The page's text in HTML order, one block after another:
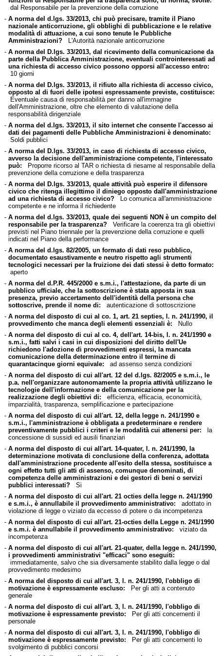
dal Responsabile per la prevenzione della corruzione
- A norma del d.lgs. 33/2013, chi può precisare, tramite il Piano
nazionale anticorruzione, gli obblighi di pubblicazione e le relative
modalità di attuazione, a cui sono tenute le Pubbliche
Amministrazioni?L'Autorità nazionale anticorruzione
- A norma del D.lgs. 33/2013, dal ricevimento della comunicazione da
parte della Pubblica Amministrazione, eventuali controinteressati ad
una richiesta di accesso civico possono opporsi all'accesso entro:
10 giorni
- A norma del D.lgs. 33/2013, il rifiuto alla richiesta di accesso civico,
opposto al di fuori delle ipotesi espressamente previste, costituisce:
Eventuale causa di responsabilità per danno all'immagine
dell'Amministrazione, oltre che elemento di valutazione della
responsabilità dirigenziale
- A norma del d.lgs. 33/2013, il sito internet che consente l'accesso ai
dati dei pagamenti delle Pubbliche Amministrazioni è denominato:
Soldi pubblici
- A norma del D.lgs. 33/2013, in caso di richiesta di accesso civico,
avverso la decisione dell'amministrazione competente, l'interessato
può: Proporre ricorso al TAR o richiesta di riesame al responsabile della
prevenzione della corruzione e della trasparenza
- A norma del D.lgs. 33/2013, quale attività può esperire il difensore
civico che ritenga illegittimo il diniego opposto dall'amministrazione
ad una richiesta di accesso civico?Lo comunica all'amministrazione
competente e ne informa il richiedente
- A norma del d.lgs. 33/2013, quale dei seguenti NON è un compito del
responsabile per la trasparenza?Verificare la coerenza tra gli obiettivi
previsti nel Piano triennale per la prevenzione della corruzione e quelli
indicati nel Piano della performance
- A norma del d.lgs. 82/2005, un formato di dati reso pubblico,
documentato esaustivamente e neutro rispetto agli strumenti
tecnologici necessari per la fruizione dei dati stessi è detto formato:
aperto
- A norma del d.P.R. 445/2000 e s.m.i., l'attestazione, da parte di un
pubblico ufficiale, che la sottoscrizione è stata apposta in sua
presenza, previo accertamento dell'identità della persona che
sottoscrive, prende il nome di: autenticazione di sottoscrizione
- A norma del disposto di cui al co. 1, art. 21 septies, l. n. 241/1990, il
provvedimento che manca degli elementi essenziali è: Nullo
- A norma del disposto di cui al co. 4, dell'art. 14-bis, l. n. 241/1990 e
s.m.i., fatti salvi i casi in cui disposizioni del diritto dell'Ue
richiedono l'adozione di provvedimenti espressi, la mancata
comunicazione della determinazione entro il termine di
quarantacinque giorni equivale: ad assenso senza condizioni
- A norma del disposto di cui all'art. 12 del d.lgs. 82/2005 e s.m.i., le
p.a. nell'organizzare autonomamente la propria attività utilizzano le
tecnologie dell'informazione e della comunicazione per la
realizzazione degli obiettivi di: efficienza, efficacia, economicità,
imparzialità, trasparenza, semplificazione e partecipazione
- A norma del disposto di cui all'art. 12, della legge n. 241/1990 e
s.m.i., l'amministrazione è obbligata a predeterminare e rendere
preventivamente pubblici i criteri e le modalità cui attenersi per: la
concessione di sussidi ed ausili finanziari
- A norma del disposto di cui all'art. 14-quater, l. n. 241/1990, la
determinazione motivata di conclusione della conferenza, adottata
dall'amministrazione procedente all'esito della stessa, sostituisce a
ogni effetto tutti gli atti di assenso, comunque denominati, di
competenza delle amministrazioni e dei gestori di beni o servizi
pubblici interessati?Si
- A norma del disposto di cui all'art. 21 octies della legge n. 241/1990
e s.m.i., è annullabile il provvedimento amministrativo: adottato in
violazione di legge o viziato da eccesso di potere o da incompetenza
- A norma del disposto di cui all'art. 21-octies della Legge n. 241/1990
e s.m.i. è annullabile il provvedimento amministrativo: viziato da
incompetenza
- A norma del disposto di cui all'art. 21-quater, della legge n. 241/1990,
i provvedimenti amministrativi "efficaci" sono eseguiti:
immediatamente, salvo che sia diversamente stabilito dalla legge o dal
provvedimento medesimo
- A norma del disposto di cui all'art. 3, l. n. 241/1990, l'obbligo di
motivazione è espressamente escluso: Per gli atti a contenuto
generale
- A norma del disposto di cui all'art. 3, l. n. 241/1990, l'obbligo di
motivazione è espressamente previsto: Per gli atti concernenti il
personale
- A norma del disposto di cui all'art. 3, l. n. 241/1990, l'obbligo di
motivazione è espressamente previsto: Per gli atti concernenti lo
svolgimento di pubblici concorsi